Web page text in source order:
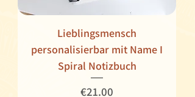
Lieblingsmensch
personalisierbar mit Name I
Spiral Notizbuch
Price
€21.00